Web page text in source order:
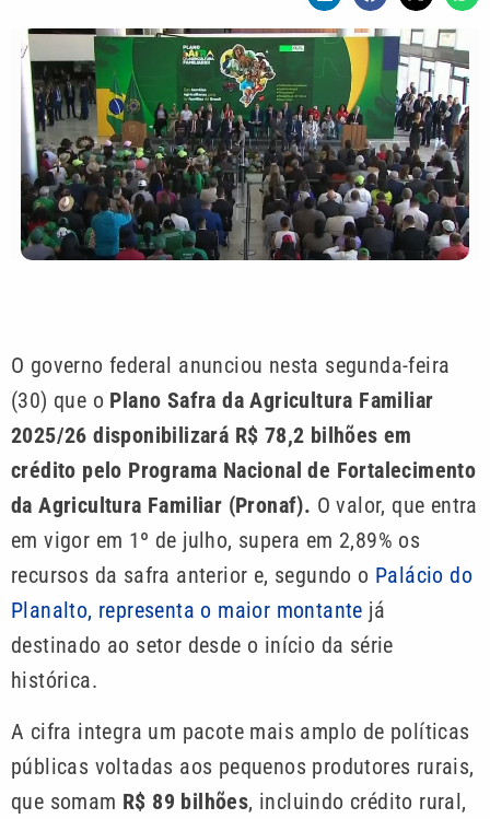
O governo federal anunciou nesta segunda-feira
(30) que o Plano Safra da Agricultura Familiar
2025/26 disponibilizará R$ 78,2 bilhões em
crédito pelo Programa Nacional de Fortalecimento
da Agricultura Familiar (Pronaf). O valor, que entra
em vigor em 1º de julho, supera em 2,89% os
recursos da safra anterior e, segundo o Palácio do
Planalto, representa o maior montante já
destinado ao setor desde o início da série
histórica.
A cifra integra um pacote mais amplo de políticas
públicas voltadas aos pequenos produtores rurais,
que somam R$ 89 bilhões, incluindo crédito rural,